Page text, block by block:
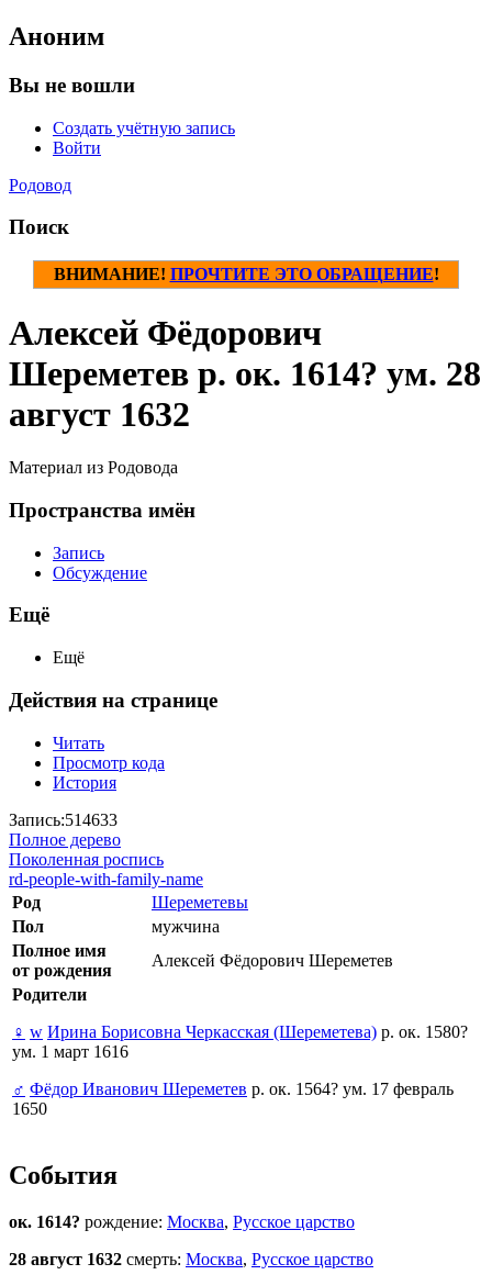
Аноним
Вы не вошли
Создать учётную запись
Войти
Родовод
Поиск
ВНИМАНИЕ! ПРОЧТИТЕ ЭТО ОБРАЩЕНИЕ!
Алексей Фёдорович
Шереметев р. ок. 1614? ум. 28
август 1632
Материал из Родовода
Пространства имён
Запись
Обсуждение
Ещё
Ещё
Действия на странице
Читать
Просмотр кода
История
Запись:514633
Полное дерево
Поколенная роспись
rd-people-with-family-name
Род
Шереметевы
Пол
мужчина
Полное имя
от рождения
Алексей Фёдорович Шереметев
Родители
♀ w Ирина Борисовна Черкасская (Шереметева) р. ок. 1580?
ум. 1 март 1616
♂ Фёдор Иванович Шереметев р. ок. 1564? ум. 17 февраль
1650
События
ок. 1614? рождение: Москва, Русское царство
28 август 1632 смерть: Москва, Русское царство